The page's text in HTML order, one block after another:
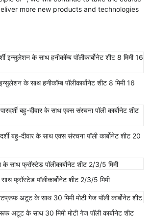
more new products and technologies
के साथ हनीकॉम्ब पॉलीकार्बोनेट शीट 8 मिमी 16
बहु-दीवार के साथ एक्स संरचना पॉली कार्बोनेट शीट 20
साथ फ्रॉस्टेड पॉलीकार्बोनेट शीट 2/3/5 मिमी
अटूट के साथ 30 मिमी मोटी गेज पॉली कार्बोनेट शीट